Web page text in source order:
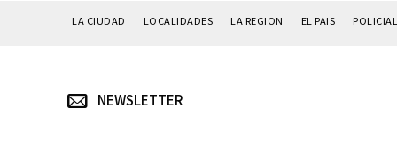
LA CIUDAD LOCALIDADES LA REGION EL PAIS
NEWSLETTER